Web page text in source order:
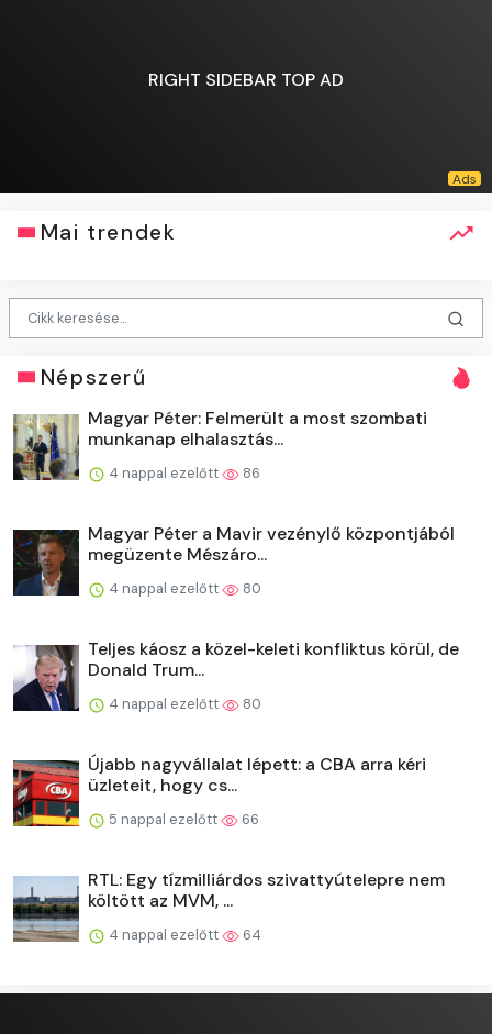
RIGHT SIDEBAR TOP AD
Mai trendek
Népszerű
Magyar Péter: Felmerült a most szombati
munkanap elhalasztás...
4 nappal ezelőtt 86
Magyar Péter a Mavir vezénylő központjából
megüzente Mészáro...
4 nappal ezelőtt 80
Teljes káosz a közel-keleti konfliktus körül, de
Donald Trum...
4 nappal ezelőtt 80
Újabb nagyvállalat lépett: a CBA arra kéri
üzleteit, hogy cs...
5 nappal ezelőtt 66
RTL: Egy tízmilliárdos szivattyútelepre nem
költött az MVM, ...
4 nappal ezelőtt 64